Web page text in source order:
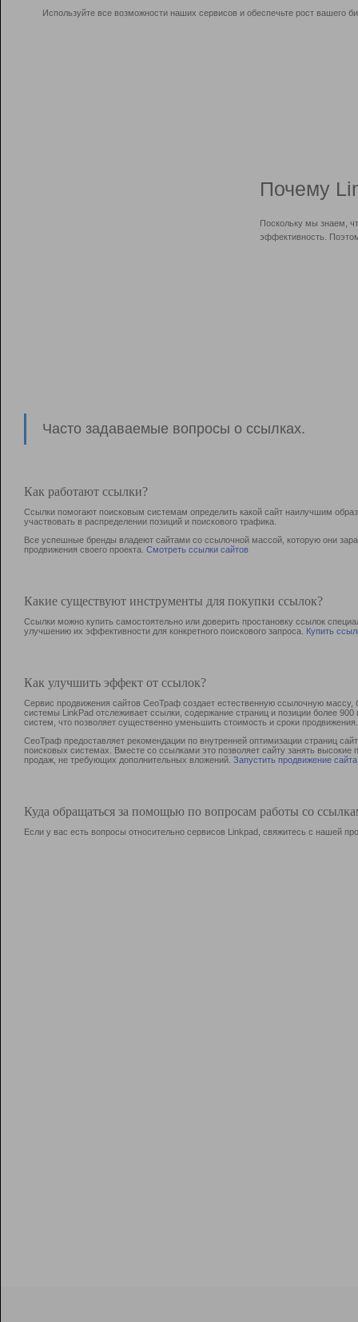
Используйте все возможности наших сервисов и обеспечьте рост вашего
Почему
Поскольку мы знаем,
эффективность.
Часто задаваемые вопросы о ссылках.
Как работают ссылки?
Ссылки помогают поисковым системам определить какой сайт наилучшим
участвовать в раcпределении позиций и поискового трафика.
Все успешные бренды владеют сайтами со ссылочной массой, которую они
продвижения своего проекта. Смотреть ссылки сайтов
Какие существуют инструменты для покупки ссылок?
Ссылки можно купить самостоятельно или доверить простановку ссылок
улучшению их эффективности для конкретного поискового запроса. Купить
Как улучшить эффект от ссылок?
Сервис продвижения сайтов СеоТраф создает естественную ссылочную
системы LinkPad отслеживает ссылки, содержание страниц и позиции более
систем, что позволяет существенно уменьшить стоимость и сроки продвижения.
СеоТраф предоставляет рекомендации по внутренней оптимизации страниц
поисковых системах. Вместе со ссылками это позволяет сайту занять
продаж, не требующих дополнительных вложений. Запустить продвижение сайта
Куда обращаться за помощью по вопросам работы со
Если у вас есть вопросы относительно сервисов Linkpad, свяжитесь с нашей